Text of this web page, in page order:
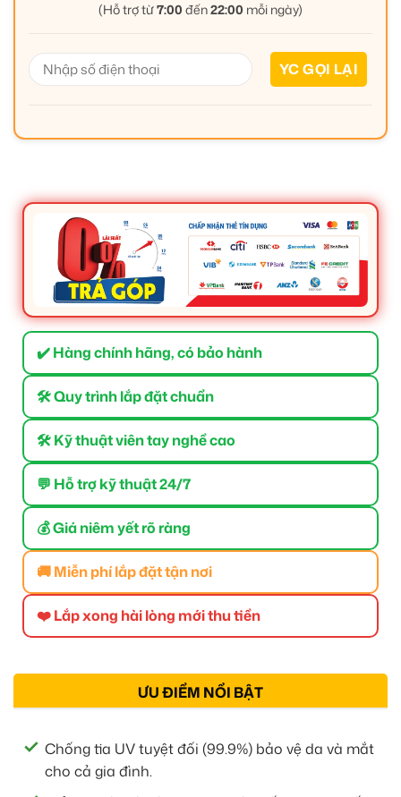
(Hỗ trợ từ7:00 đến22:00 mỗi ngày)
✔️ Hàng chính hãng, có bảo hành
🛠 Quy trình lắp đặt chuẩn
🛠 Kỹ thuật viên tay nghề cao
💬 Hỗ trợ kỹ thuật 24/7
💰 Giá niêm yết rõ ràng
🚚 Miễn phí lắp đặt tận nơi
❤️ Lắp xong hài lòng mới thu tiền
ƯU ĐIỂM NỔI BẬT
Chống tia UV tuyệt đối (99.9%) bảo vệ da và mắt
cho cả gia đình.